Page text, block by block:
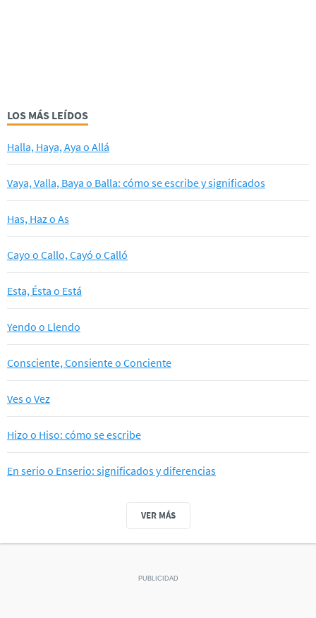
LOS MÁS LEÍDOS
Halla, Haya, Aya o Allá
Vaya, Valla, Baya o Balla: cómo se escribe y significados
Has, Haz o As
Cayo o Callo, Cayó o Calló
Esta, Ésta o Está
Yendo o Llendo
Consciente, Consiente o Conciente
Ves o Vez
Hizo o Hiso: cómo se escribe
En serio o Enserio: significados y diferencias
VER MÁS